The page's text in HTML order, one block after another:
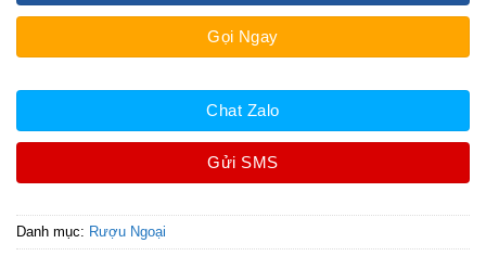
Gọi Ngay
Chat Zalo
Gửi SMS
Danh mục: Rượu Ngoại